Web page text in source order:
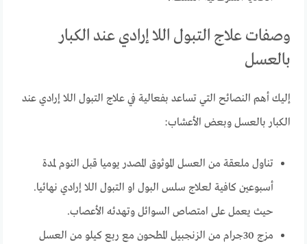
وصفات علاج التبول اللا إرادي عند الكبار
بالعسل
إليك أهم النصائح التي تساعد بفعالية في علاج التبول اللا إرادي عند
الكبار بالعسل وبعض الأعشاب:
تناول ملعقة من العسل الموثوق المصدر يوميا قبل النوم لمدة
أسبوعين كافية لعلاج سلس البول او التبول اللا إرادي نهائيا.
حيث يعمل على امتصاص السوائل وتهدئه الأعصاب.
مزج 30جرام من الزنجبيل المطحون مع ربع كيلو من العسل